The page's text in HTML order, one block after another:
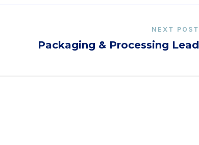
NEXT POST
Packaging & Processing Lead